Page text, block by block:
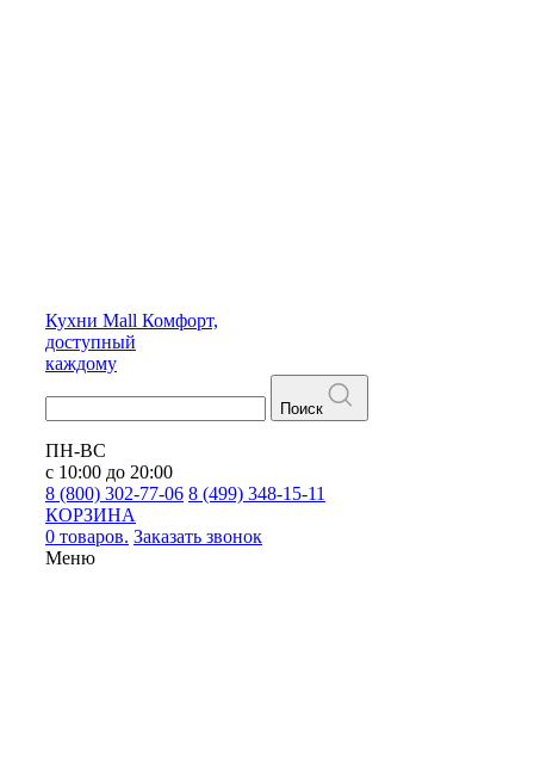
Кухни Mall Комфорт,
доступный
каждому
Поиск
ПН-ВС
с 10:00 до 20:00
8 (800) 302-77-06 8 (499) 348-15-11
КОРЗИНА
0 товаров. Заказать звонок
Меню